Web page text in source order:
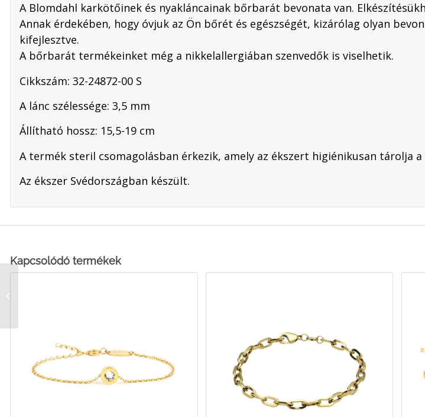
A Blomdahl karkötőinek és nyakláncainak bőrbarát bevonata van.
Annak érdekében, hogy óvjuk az Ön bőrét és egészségét, kizárólag olyan
kifejlesztve.
A bőrbarát termékeinket még a nikkelallergiában szenvedők is viselhetik.
Cikkszám: 32-24872-00 S
A lánc szélessége: 3,5 mm
Állítható hossz: 15,5-19 cm
A termék steril csomagolásban érkezik, amely az ékszert higiénikusan tárolja
Az ékszer Svédországban készült.
Kapcsolódó termékek